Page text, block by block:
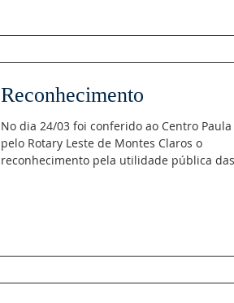
Reconhecimento
No dia 24/03 foi conferido ao Centro Paula
pelo Rotary Leste de Montes Claros o
reconhecimento pela utilidade pública